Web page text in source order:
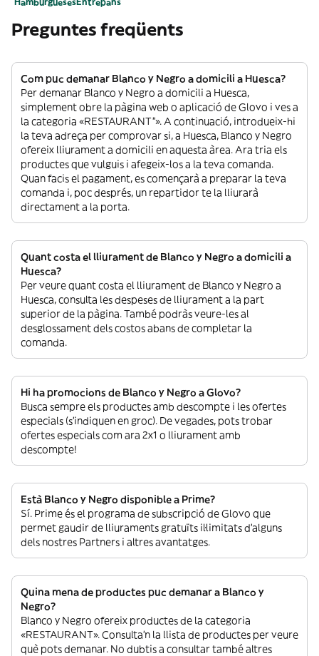
Preguntes freqüents
Com puc demanar Blanco y Negro a domicili a Huesca?
Per demanar Blanco y Negro a domicili a Huesca,
simplement obre la pàgina web o aplicació de Glovo i ves a
la categoria «RESTAURANT”». A continuació, introdueix-hi
la teva adreça per comprovar si, a Huesca, Blanco y Negro
ofereix lliurament a domicili en aquesta àrea. Ara tria els
productes que vulguis i afegeix-los a la teva comanda.
Quan facis el pagament, es començarà a preparar la teva
comanda i, poc després, un repartidor te la lliurarà
directament a la porta.
Quant costa el lliurament de Blanco y Negro a domicili a
Huesca?
Per veure quant costa el lliurament de Blanco y Negro a
Huesca, consulta les despeses de lliurament a la part
superior de la pàgina. També podràs veure-les al
desglossament dels costos abans de completar la
comanda.
Hi ha promocions de Blanco y Negro a Glovo?
Busca sempre els productes amb descompte i les ofertes
especials (s’indiquen en groc). De vegades, pots trobar
ofertes especials com ara 2x1 o lliurament amb
descompte!
Està Blanco y Negro disponible a Prime?
Sí. Prime és el programa de subscripció de Glovo que
permet gaudir de lliuraments gratuïts il·limitats d’alguns
dels nostres Partners i altres avantatges.
Quina mena de productes puc demanar a Blanco y
Negro?
Blanco y Negro ofereix productes de la categoria
«RESTAURANT». Consulta’n la llista de productes per veure
què pots demanar. No dubtis a consultar també altres